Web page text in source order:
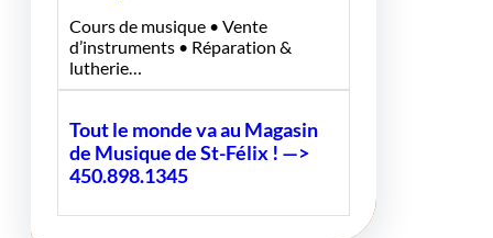
Cours de musique • Vente
d’instruments • Réparation &
lutherie…
Tout le monde va au Magasin
de Musique de St-Félix ! —>
450.898.1345